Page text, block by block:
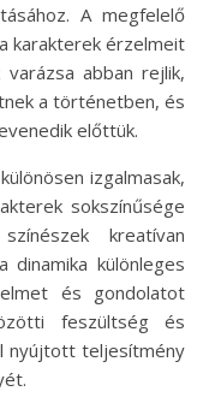
A megfelelő
karakterek érzelmeit
abban rejlik,
a történetben, és
előttük.
izgalmasak,
sokszínűsége
kreatívan
dinamika különleges
és gondolatot
feszültség és
nyújtott teljesítmény